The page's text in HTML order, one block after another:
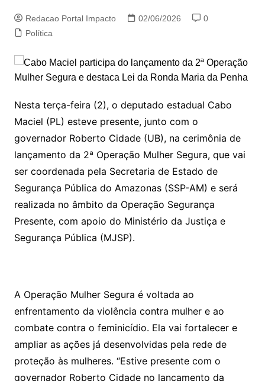
Redacao Portal Impacto 02/06/2026
0
Política
Nesta terça-feira (2), o deputado estadual Cabo
Maciel (PL) esteve presente, junto com o
governador Roberto Cidade (UB), na cerimônia de
lançamento da 2ª Operação Mulher Segura, que vai
ser coordenada pela Secretaria de Estado de
Segurança Pública do Amazonas (SSP-AM) e será
realizada no âmbito da Operação Segurança
Presente, com apoio do Ministério da Justiça e
Segurança Pública (MJSP).
A Operação Mulher Segura é voltada ao
enfrentamento da violência contra mulher e ao
combate contra o feminicídio. Ela vai fortalecer e
ampliar as ações já desenvolvidas pela rede de
proteção às mulheres. “Estive presente com o
governador Roberto Cidade no lançamento da